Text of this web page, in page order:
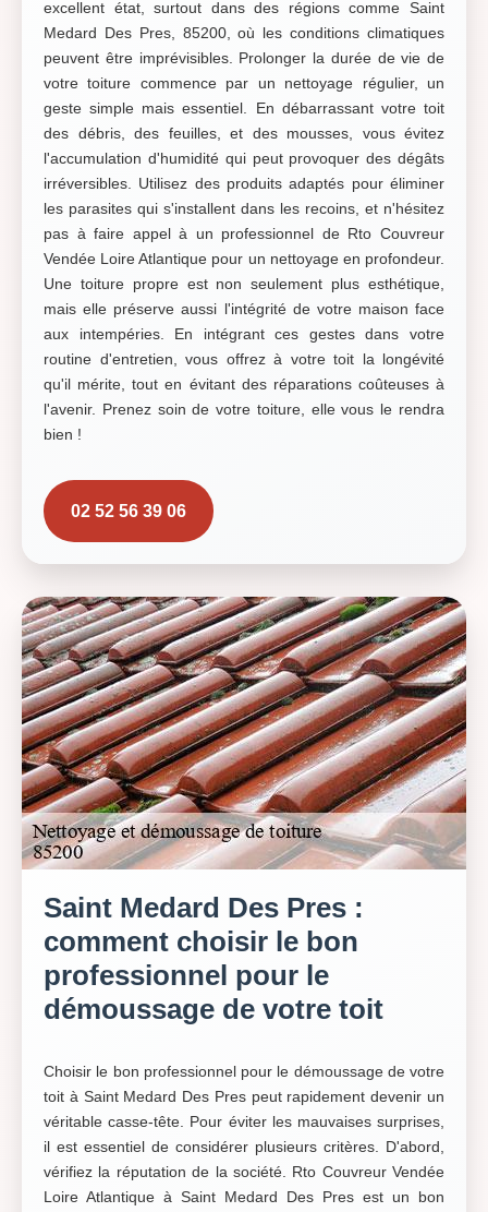
excellent état, surtout dans des régions comme Saint
Medard Des Pres, 85200, où les conditions climatiques
peuvent être imprévisibles. Prolonger la durée de vie de
votre toiture commence par un nettoyage régulier, un
geste simple mais essentiel. En débarrassant votre toit
des débris, des feuilles, et des mousses, vous évitez
l'accumulation d'humidité qui peut provoquer des dégâts
irréversibles. Utilisez des produits adaptés pour éliminer
les parasites qui s'installent dans les recoins, et n'hésitez
pas à faire appel à un professionnel de Rto Couvreur
Vendée Loire Atlantique pour un nettoyage en profondeur.
Une toiture propre est non seulement plus esthétique,
mais elle préserve aussi l'intégrité de votre maison face
aux intempéries. En intégrant ces gestes dans votre
routine d'entretien, vous offrez à votre toit la longévité
qu'il mérite, tout en évitant des réparations coûteuses à
l'avenir. Prenez soin de votre toiture, elle vous le rendra
bien !
02 52 56 39 06
Saint Medard Des Pres :
comment choisir le bon
professionnel pour le
démoussage de votre toit
Choisir le bon professionnel pour le démoussage de votre
toit à Saint Medard Des Pres peut rapidement devenir un
véritable casse-tête. Pour éviter les mauvaises surprises,
il est essentiel de considérer plusieurs critères. D'abord,
vérifiez la réputation de la société. Rto Couvreur Vendée
Loire Atlantique à Saint Medard Des Pres est un bon